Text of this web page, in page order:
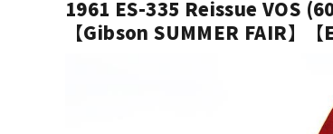
1961 ES-335 Reissue VOS
【Gibson SUMMER FAIR】【